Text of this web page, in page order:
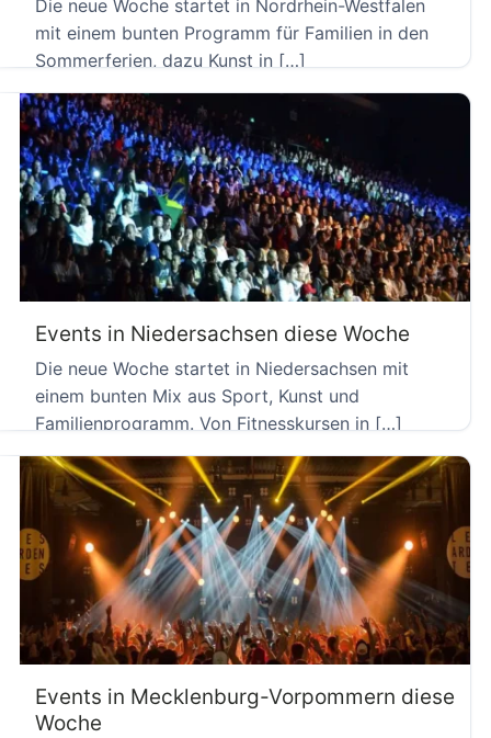
Die neue Woche startet in Nordrhein-Westfalen
mit einem bunten Programm für Familien in den
Sommerferien, dazu Kunst in […]
Events in Niedersachsen diese Woche
Die neue Woche startet in Niedersachsen mit
einem bunten Mix aus Sport, Kunst und
Familienprogramm. Von Fitnesskursen in […]
Events in Mecklenburg-Vorpommern diese
Woche